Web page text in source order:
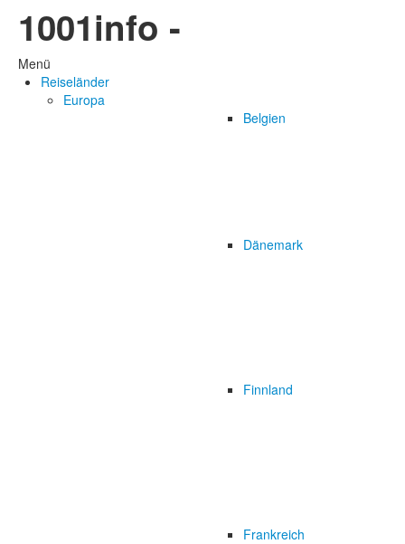
1001info -
Menü
Reiseländer
Europa
Belgien
Dänemark
Finnland
Frankreich